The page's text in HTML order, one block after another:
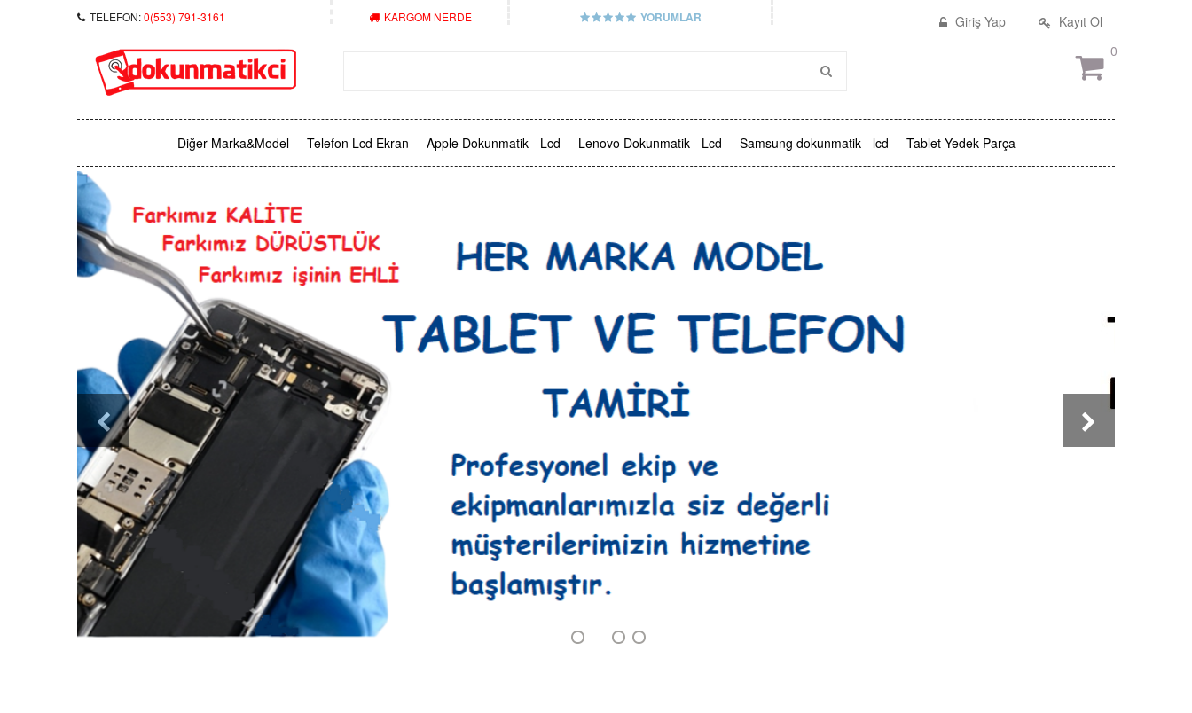
TELEFON:0(553) 791-3161 KARGOM NERDE YORUMLAR Giriş Yap
Kayıt Ol
0
Diğer Marka&Model Telefon Lcd Ekran Apple Dokunmatik - Lcd Lenovo Dokunmatik - Lcd Samsung dokunmatik - lcd Tablet Yedek Parça